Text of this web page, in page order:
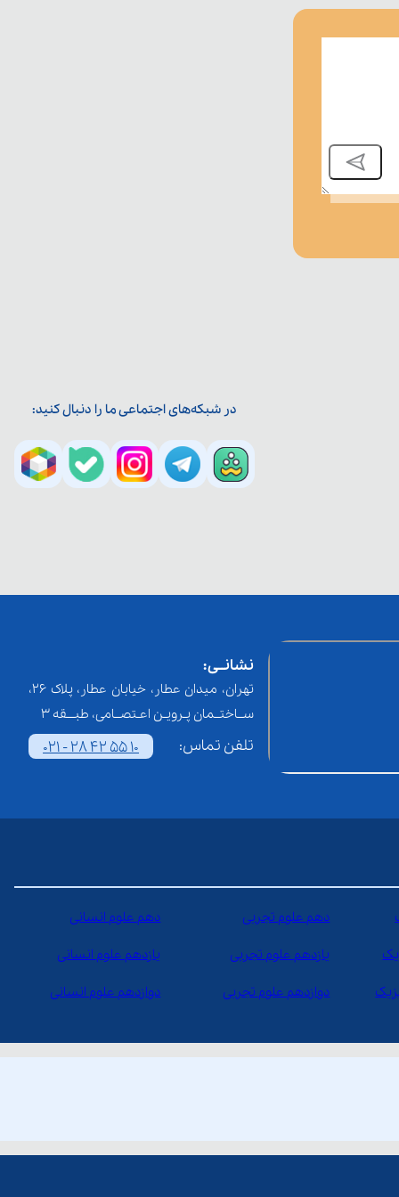
در شبکه‌های اجتماعی ما را دنبال کنید:
نشانــی:
تهران، میدان عطار، خیابان عطار، پلاک 26،
ســاختــمان پـرویـن اعـتصــامی، طبـــقه 3
تلفن تماس: 021 - 28 42 55 10
دهم علوم تجربی دهم علوم انسانی
یازدهم علوم تجربی یازدهم علوم انسانی
دوازدهم علوم تجربی دوازدهم علوم انسانی